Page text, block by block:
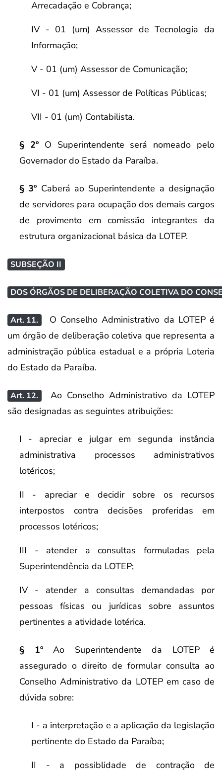
Arrecadação e Cobrança;
IV - 01 (um) Assessor de Tecnologia da
Informação;
V - 01 (um) Assessor de Comunicação;
VI - 01 (um) Assessor de Políticas Públicas;
VII - 01 (um) Contabilista.
§ 2ºO Superintendente será nomeado pelo
Governador do Estado da Paraíba.
§ 3º Caberá ao Superintendente a designação
de servidores para ocupação dos demais cargos
de provimento em comissão integrantes da
estrutura organizacional básica da LOTEP.
SUBSEÇÃO II
DOS ÓRGÃOS DE DELIBERAÇÃO COLETIVA DO
Art. 11.
O Conselho Administrativo da LOTEP é
um órgão de deliberação coletiva que representa a
administração pública estadual e a própria Loteria
do Estado da Paraíba.
Art. 12.
Ao Conselho Administrativo da LOTEP
são designadas as seguintes atribuições:
I - apreciar e julgar em segunda instância
administrativa processos administrativos
lotéricos;
II - apreciar e decidir sobre os recursos
interpostos contra decisões proferidas em
processos lotéricos;
III - atender a consultas formuladas pela
Superintendência da LOTEP;
IV - atender a consultas demandadas por
pessoas físicas ou jurídicas sobre assuntos
pertinentes a atividade lotérica.
§ 1ºAo Superintendente da LOTEP é
assegurado o direito de formular consulta ao
Conselho Administrativo da LOTEP em caso de
dúvida sobre:
I - a interpretação e a aplicação da legislação
pertinente do Estado da Paraíba;
II - a possiblidade de contração de